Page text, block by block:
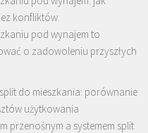
konfliktów
pod wynajem to
o zadowoleniu przyszłych
do mieszkania: porównanie
użytkowania
przenośnym a systemem split